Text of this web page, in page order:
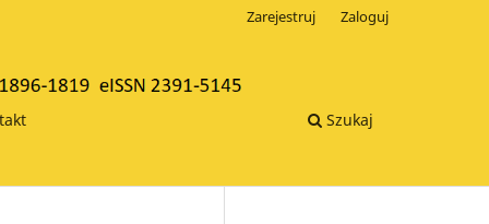
Szukaj
Zarejestruj Zaloguj